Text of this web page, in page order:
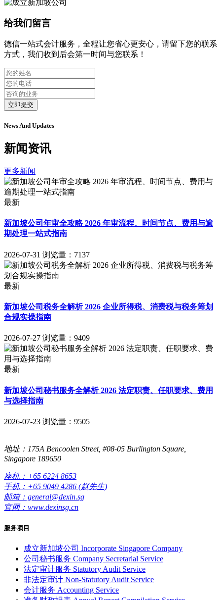
给我们留言
德信一站式会计服务，全程让您省心更安心，请留下您的联系
方式，我们收到后会第一时间与您联系！
立即提交
News And Updates
新闻资讯
更多新闻
最新
新加坡公司年审全攻略 2026 年审流程、时间节点、费用与逾
期处理一站式指南
2026-07-31 浏览量：7137
最新
新加坡公司税务全解析 2026 企业所得税、消费税与税务筹划
合规实操指南
2026-07-27 浏览量：9409
最新
新加坡公司秘书服务全解析 2026 法定职责、任职要求、费用
与选择指南
2026-07-23 浏览量：9505
地址：175A Bencoolen Street, #08-05 Burlington Square,
Singapore 189650
座机：+65 6224 8653
手机：+65 9049 4286 (赵先生)
邮箱：general@dexin.sg
官网：www.dexinsg.cn
服务项目
成立新加坡公司 Incorporate Singapore Company
公司秘书服务 Company Secretarial Service
法定审计服务 Statutory Audit Service
非法定审计 Non-Statutory Audit Service
会计服务 Accounting Service